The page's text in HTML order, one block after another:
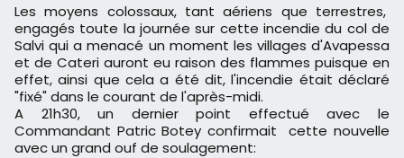
Les moyens colossaux, tant aériens que terrestres,
engagés toute la journée sur cette incendie du col de
Salvi qui a menacé un moment les villages d'Avapessa
et de Cateri auront eu raison des flammes puisque en
effet, ainsi que cela a été dit, l'incendie était déclaré
"fixé" dans le courant de l'après-midi.
A 21h30, un dernier point effectué avec le
Commandant Patric Botey confirmait cette nouvelle
avec un grand ouf de soulagement: